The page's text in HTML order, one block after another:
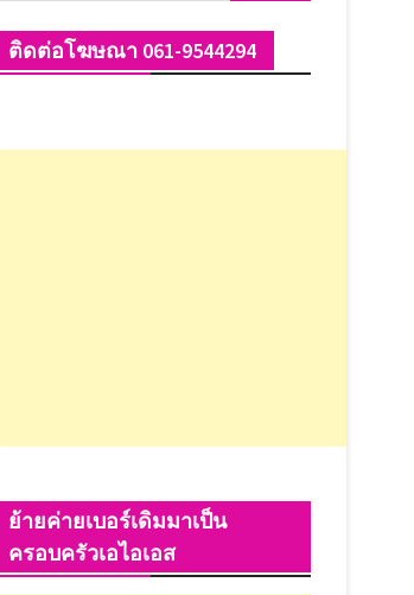
ติดต่อโฆษณา 061-9544294
ย้ายค่ายเบอร์เดิมมาเป็น
ครอบครัวเอไอเอส